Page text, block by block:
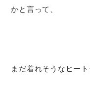
かと言って、
まだ着れそうなヒー